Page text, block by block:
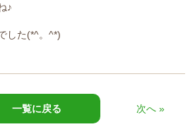
♪
した(*^。^*)
一覧に戻る 次へ »